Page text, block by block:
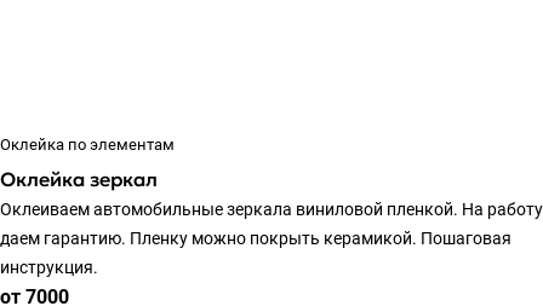
Оклейка по элементам
Оклейка зеркал
Оклеиваем автомобильные зеркала виниловой пленкой. На работу
даем гарантию. Пленку можно покрыть керамикой. Пошаговая
инструкция.
от 7000